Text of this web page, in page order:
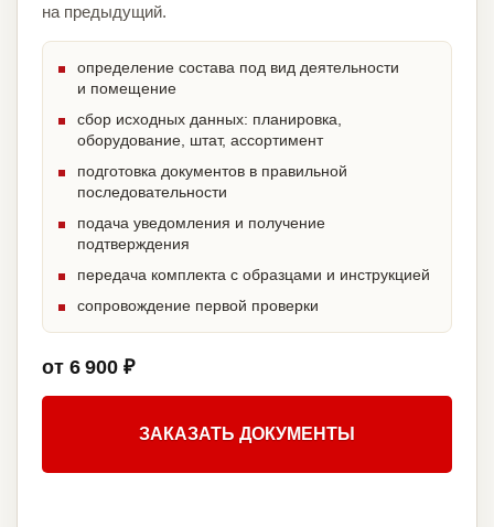
на предыдущий.
определение состава под вид деятельности
и помещение
сбор исходных данных: планировка,
оборудование, штат, ассортимент
подготовка документов в правильной
последовательности
подача уведомления и получение
подтверждения
передача комплекта с образцами и инструкцией
сопровождение первой проверки
от 6 900 ₽
ЗАКАЗАТЬ ДОКУМЕНТЫ